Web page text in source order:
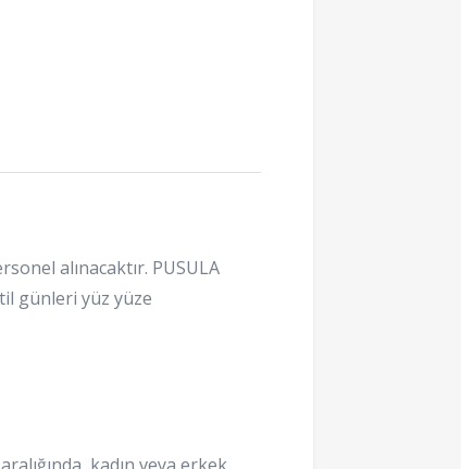
alınacaktır. PUSULA
günleri yüz yüze